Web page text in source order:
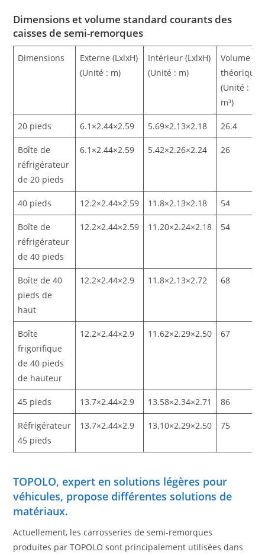
Dimensions et volume standard courants des
caisses de semi-remorques
Dimensions
Externe (LxlxH)
(Unité : m)
Intérieur (LxlxH)
(Unité : m)
Volume
théorique
(Unité :
m³)
20 pieds 6.1×2.44×2.59 5.69×2.13×2.18 26.4
Boîte de
réfrigérateur
de 20 pieds
6.1×2.44×2.59 5.42×2.26×2.24 26
40 pieds 12.2×2.44×2.59 11.8×2.13×2.18 54
Boîte de
réfrigérateur
de 40 pieds
12.2×2.44×2.59 11.20×2.24×2.18 54
Boîte de 40
pieds de
haut
12.2×2.44×2.9 11.8×2.13×2.72 68
Boîte
frigorifique
de 40 pieds
de hauteur
12.2×2.44×2.9 11.62×2.29×2.50 67
45 pieds 13.7×2.44×2.9 13.58×2.34×2.71 86
Réfrigérateur
45 pieds
13.7×2.44×2.9 13.10×2.29×2.50 75
TOPOLO, expert en solutions légères pour
véhicules, propose différentes solutions de
matériaux.
Actuellement, les carrosseries de semi-remorques
produites par TOPOLO sont principalement utilisées dans